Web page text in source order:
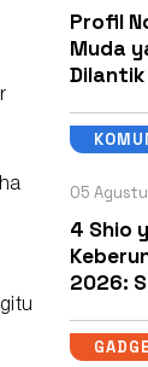
Profil
Muda
Dilantik
05
4 Shio
2026: